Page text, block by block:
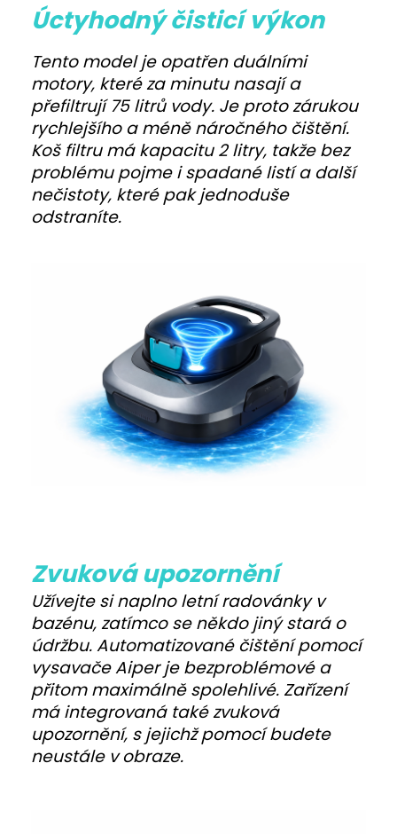
Úctyhodný čisticí výkon
Tento model je opatřen duálními
motory, které za minutu nasají a
přefiltrují 75 litrů vody. Je proto zárukou
rychlejšího a méně náročného čištění.
Koš filtru má kapacitu 2 litry, takže bez
problému pojme i spadané listí a další
nečistoty, které pak jednoduše
odstraníte.
Zvuková upozornění
Užívejte si naplno letní radovánky v
bazénu, zatímco se někdo jiný stará o
údržbu. Automatizované čištění pomocí
vysavače Aiper je bezproblémové a
přitom maximálně spolehlivé. Zařízení
má integrovaná také zvuková
upozornění, s jejichž pomocí budete
neustále v obraze.